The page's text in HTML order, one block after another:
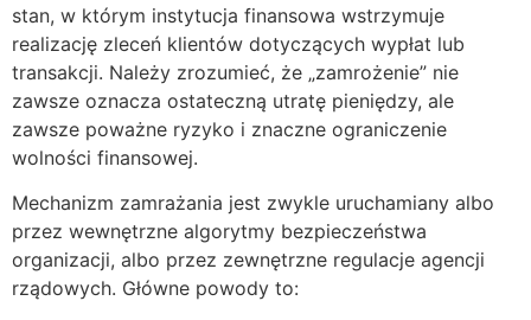
stan, w którym instytucja finansowa wstrzymuje
realizację zleceń klientów dotyczących wypłat lub
transakcji. Należy zrozumieć, że „zamrożenie” nie
zawsze oznacza ostateczną utratę pieniędzy, ale
zawsze poważne ryzyko i znaczne ograniczenie
wolności finansowej.
Mechanizm zamrażania jest zwykle uruchamiany albo
przez wewnętrzne algorytmy bezpieczeństwa
organizacji, albo przez zewnętrzne regulacje agencji
rządowych. Główne powody to: